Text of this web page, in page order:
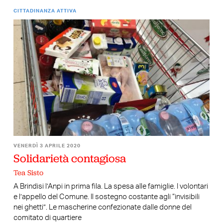
CITTADINANZA ATTIVA
VENERDÌ 3 APRILE 2020
Solidarietà contagiosa
Tea Sisto
A Brindisi l’Anpi in prima fila. La spesa alle famiglie. I volontari
e l’appello del Comune. Il sostegno costante agli “invisibili
nei ghetti”. Le mascherine confezionate dalle donne del
comitato di quartiere